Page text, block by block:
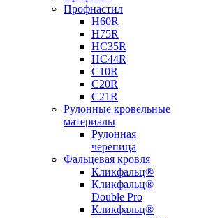
Профнастил
Н60R
Н75R
НС35R
НС44R
С10R
С20R
С21R
Рулонные кровельные
материалы
Рулонная
черепица
Фальцевая кровля
Кликфальц®
Кликфальц®
Double Pro
Кликфальц®